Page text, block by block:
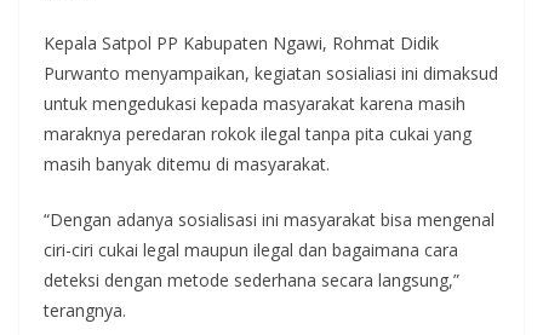
Kepala Satpol PP Kabupaten Ngawi, Rohmat Didik
Purwanto menyampaikan, kegiatan sosialiasi ini dimaksud
untuk mengedukasi kepada masyarakat karena masih
maraknya peredaran rokok ilegal tanpa pita cukai yang
masih banyak ditemu di masyarakat.
“Dengan adanya sosialisasi ini masyarakat bisa mengenal
ciri-ciri cukai legal maupun ilegal dan bagaimana cara
deteksi dengan metode sederhana secara langsung,”
terangnya.